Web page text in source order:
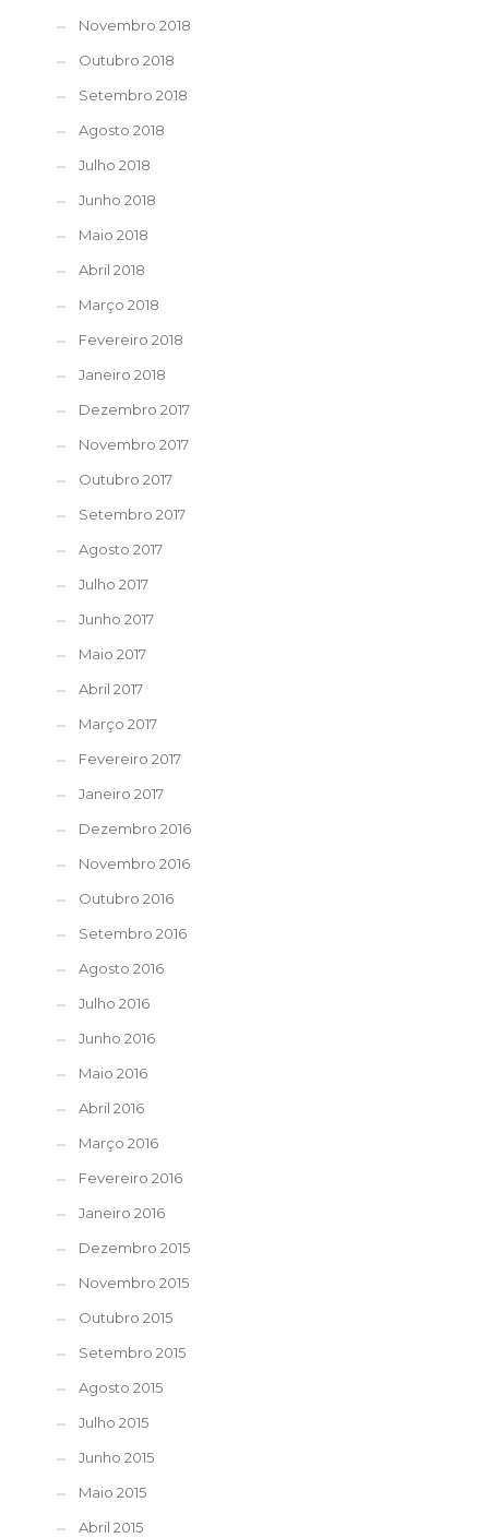
Novembro 2018
Outubro 2018
Setembro 2018
Agosto 2018
Julho 2018
Junho 2018
Maio 2018
Abril 2018
Março 2018
Fevereiro 2018
Janeiro 2018
Dezembro 2017
Novembro 2017
Outubro 2017
Setembro 2017
Agosto 2017
Julho 2017
Junho 2017
Maio 2017
Abril 2017
Março 2017
Fevereiro 2017
Janeiro 2017
Dezembro 2016
Novembro 2016
Outubro 2016
Setembro 2016
Agosto 2016
Julho 2016
Junho 2016
Maio 2016
Abril 2016
Março 2016
Fevereiro 2016
Janeiro 2016
Dezembro 2015
Novembro 2015
Outubro 2015
Setembro 2015
Agosto 2015
Julho 2015
Junho 2015
Maio 2015
Abril 2015